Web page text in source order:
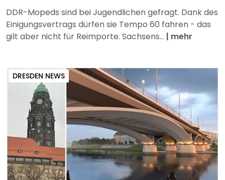
DDR-Mopeds sind bei Jugendlichen gefragt. Dank des
Einigungsvertrags dürfen sie Tempo 60 fahren - das
gilt aber nicht für Reimporte. Sachsens... | mehr
DRESDEN NEWS